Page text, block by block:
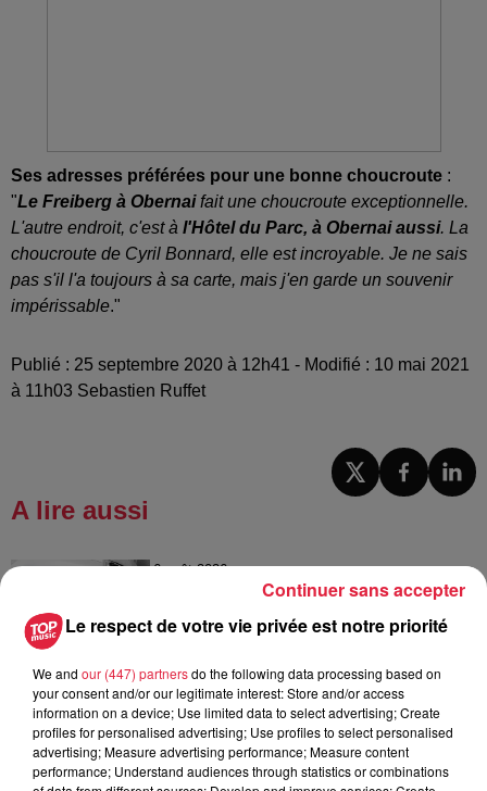
Ses adresses préférées pour une bonne choucroute :
"Le Freiberg à Obernaifait une choucroute exceptionnelle.
L'autre endroit, c'est à l'Hôtel du Parc, à Obernai aussi. La
choucroute de Cyril Bonnard, elle est incroyable. Je ne sais
pas s'il l'a toujours à sa carte, mais j'en garde un souvenir
impérissable."
Publié : 25 septembre 2020 à 12h41 - Modifié : 10 mai 2021
à 11h03 Sebastien Ruffet
A lire aussi
6 août 2026
À Hoerdt, de l’eau brune sort des
6 août 2026
Tags antisémites à Strasbourg :
Catherine Trautmann réagit
Le respect de votre vie privée est notre priorité
We and our (447) partnersdo the following data processing based on
your consent and/or our legitimate interest: Store and/or access
information on a device; Use limited data to select advertising; Create
profiles for personalised advertising; Use profiles to select personalised
advertising; Measure advertising performance; Measure content
performance; Understand audiences through statistics or combinations
Continuer sans accepter